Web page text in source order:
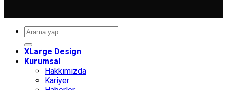
Ara:
XLarge Design
Kurumsal
Hakkımızda
Kariyer